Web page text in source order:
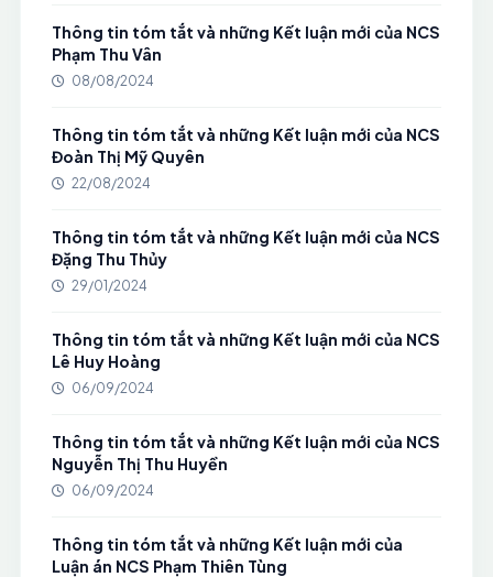
Thông tin tóm tắt và những Kết luận mới của NCS
Phạm Thu Vân
08/08/2024
Thông tin tóm tắt và những Kết luận mới của NCS
Đoàn Thị Mỹ Quyên
22/08/2024
Thông tin tóm tắt và những Kết luận mới của NCS
Đặng Thu Thủy
29/01/2024
Thông tin tóm tắt và những Kết luận mới của NCS
Lê Huy Hoàng
06/09/2024
Thông tin tóm tắt và những Kết luận mới của NCS
Nguyễn Thị Thu Huyền
06/09/2024
Thông tin tóm tắt và những Kết luận mới của
Luận án NCS Phạm Thiên Tùng